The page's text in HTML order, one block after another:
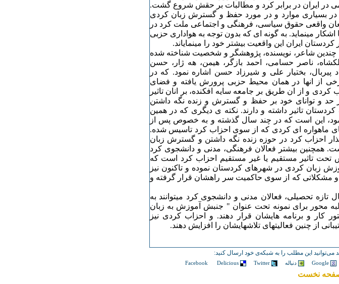
در ایران در برابر کرد و مطالبات بر حقش شروع گشت.
بسیاری موارد و در مورد حفظ و گسترش زبان کردی
واقعی حقوق سیاسی، فرهنگی و اجتماعی ملت کرد در
اشکار مینماید. به گونه ای که بدون توجه به هواداری حزبی
کردستان ایران این واقعیت بیشتر خود را مینمایاند.
به چندین شاعر، نویسنده، پژوهشگر و شخصیت شناخته شده
ناصر حسامی، احمد بازگر، هیمن، هه ژار، حسن
بختیار علی و شیرزاد حسن اشاره نمود. که در
از انها در همان محیط حزبی پرورش یافته و فضای
و از ان طریق بر جامعه سایه افکنده، بر انان تاثیر
حد و توانای خود بر حفظ و گسترش و زنده نگه داشتن
تاثیر داشته و دارند. نکته ی دیگری که در همین
این است که در چند سال گذشته و به خصوص پس از
ماهواره ای کردی که از سوی احزاب کرد تاسیس شده.
احزاب کرد در حوزه زنده نگه داشتن و گسترش زبان
همچنین بیشتر فعالان فرهنگی، مدنی و دانشجوی کرد
تحت تاثیر مستقیم یا غیر مستقیم احزاب کرد است که
زبان کردی در شهرهای کردستان نموده و تاکنون نیز
و مشکلاتی که از سوی حاکمیت سر راهشان قرار گرفته و
تازه تحصیلی، فعالان مدنی و دانشجوی کرد میتوانند به
محور برای نمونه تحت عنوان " جنبش آموزش به زبان
کار و برنامه هایشان قرار دهند. و احزاب کردی نیز
از چنین فعالیتهای تلاشهایشان را افزایش دهند.
این مطلب را به شبکه‌ی خود ارسال کنید:
Facebook Delicious Twitter Google
نخست